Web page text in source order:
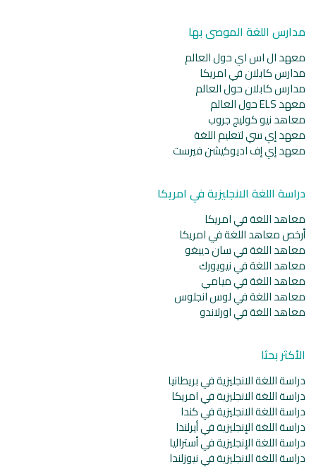
مدارس اللغة الموصى بها
معهد ال اس اي حول العالم
مدارس كابلان في امريكا
مدارس كابلان حول العالم
معهد ELS حول العالم
معاهد نيو كوليج جروب
معهد إي سي لتعليم اللغة
معهد إي إف اديوكيشن فيرست
دراسة اللغة الانجليزية في امريكا
معاهد اللغة في امريكا
أرخص معاهد اللغة في امريكا
معاهد اللغة في سان دييغو
معاهد اللغة في نيويورك
معاهد اللغة في ميامي
معاهد اللغة في لوس انجلوس
معاهد اللغة في اورلاندو
الأكثر بحثا
دراسة اللغة الانجليزية في بريطانيا
دراسة اللغة الانجليزية في امريكا
دراسة اللغة الانجليزية في كندا
دراسة اللغة الإنجليزية في أيرلندا
دراسة اللغة الإنجليزية في أستراليا
دراسة اللغة الانجليزية في نيوزلندا